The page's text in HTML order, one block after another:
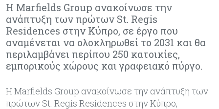
Η Marfields Group ανακοίνωσε την
ανάπτυξη των πρώτων St. Regis
Residences στην Κύπρο, σε έργο που
αναμένεται να ολοκληρωθεί το 2031 και θα
περιλαμβάνει περίπου 250 κατοικίες,
εμπορικούς χώρους και γραφειακό πύργο.
Η Marfields Group ανακοίνωσε την ανάπτυξη των
πρώτων St. Regis Residences στην Κύπρο,